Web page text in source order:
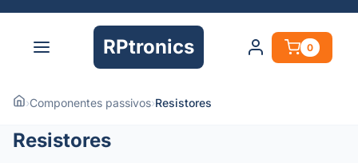
RPtronics 0
›Componentes passivos›Resistores
Resistores